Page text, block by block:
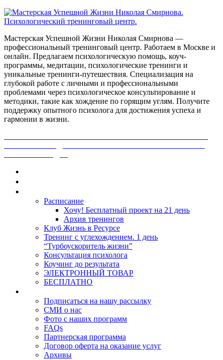
Мастерская Успешной Жизни Николая Смирнова —
профессиональный тренинговый центр. Работаем в Москве и
онлайн. Предлагаем психологическую помощь, коуч-
программы, медитации, психологические тренинги и
уникальные тренинги-путешествия. Специализация на
глубокой работе с личными и профессиональными
проблемами через психологическое консультирование и
методики, такие как хождение по горящим углям. Получите
поддержку опытного психолога для достижения успеха и
гармонии в жизни.
Расписание
Хочу! Бесплатный проект на 21 день
Архив тренингов
Клуб Жизнь в Ресурсе
Тренинг с углехождением. 1 день
“Турбоускоритель жизни”
Консультация психолога
Коучинг до результата
ЭЛЕКТРОННЫЙ ТОВАР
БЕСПЛАТНО
Подписаться на нашу рассылку
СМИ о нас
Фото с наших программ
FAQs
Партнерская программа
Договор оферта на оказание услуг
Архивы